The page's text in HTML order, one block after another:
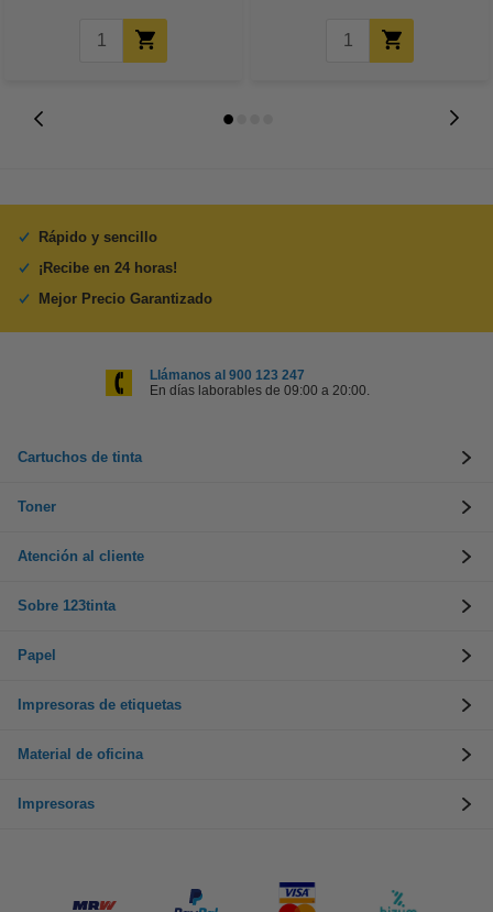
Rápido y sencillo
¡Recibe en 24 horas!
Mejor Precio Garantizado
Llámanos al 900 123 247
En días laborables de 09:00 a 20:00.
Cartuchos de tinta
Toner
Atención al cliente
Sobre 123tinta
Papel
Impresoras de etiquetas
Material de oficina
Impresoras